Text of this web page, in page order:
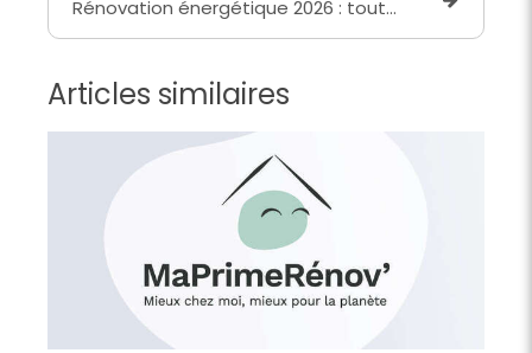
Rénovation énergétique 2026 : toutes les nouvelles obligations pour les logements F et G à Lyon et dans le Rhône
Articles similaires